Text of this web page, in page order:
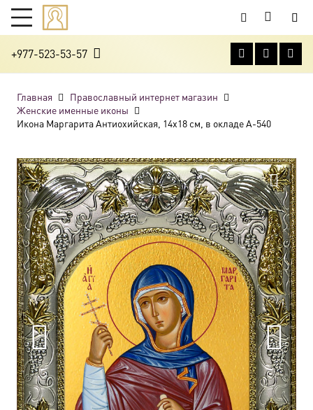
+977-523-53-57
Главная
Православный интернет магазин
Женские именные иконы
Икона Маргарита Антиохийская, 14х18 см, в окладе A-540